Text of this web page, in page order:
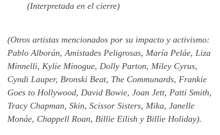
(Interpretada en el cierre)
(Otros artistas mencionados por su impacto y activismo:
Pablo Alborán, Amistades Peligrosas, María Peláe, Liza
Minnelli, Kylie Minogue, Dolly Parton, Miley Cyrus,
Cyndi Lauper, Bronski Beat, The Communards, Frankie
Goes to Hollywood, David Bowie, Joan Jett, Patti Smith,
Tracy Chapman, Skin, Scissor Sisters, Mika, Janelle
Monáe, Chappell Roan, Billie Eilish y Billie Holiday).